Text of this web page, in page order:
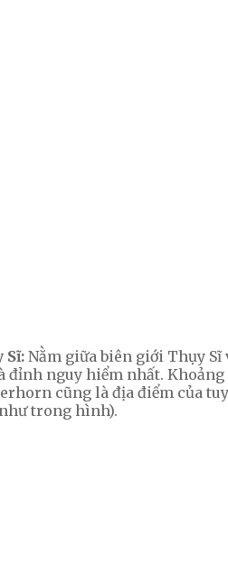
Sĩ: Nằm giữa biên giới Thụy
đỉnh nguy hiểm nhất.
cũng là địa điểm của
trong hình).